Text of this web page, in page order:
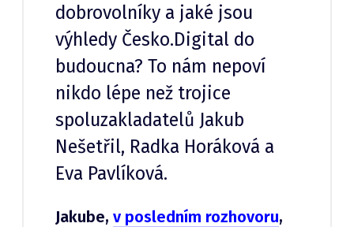
dobrovolníky a jaké jsou
výhledy Česko.Digital do
budoucna? To nám nepoví
nikdo lépe než trojice
spoluzakladatelů Jakub
Nešetřil, Radka Horáková a
Eva Pavlíková.
Jakube, v posledním rozhovoru,